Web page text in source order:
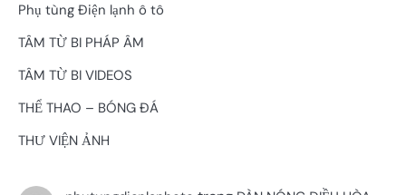
Phụ tùng Điện lạnh ô tô
TÂM TỪ BI PHÁP ÂM
TÂM TỪ BI VIDEOS
THỂ THAO – BÓNG ĐÁ
THƯ VIỆN ẢNH